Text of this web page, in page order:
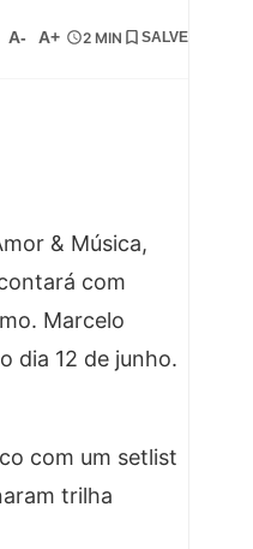
A- A+ 2 MIN SALVE
& Música,
com
Marcelo
dia 12 de junho.
com um setlist
trilha